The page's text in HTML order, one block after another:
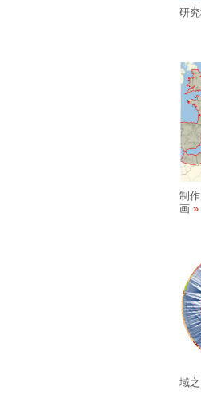
研
制
画
域